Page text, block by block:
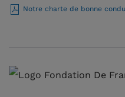
Notre charte de bonne